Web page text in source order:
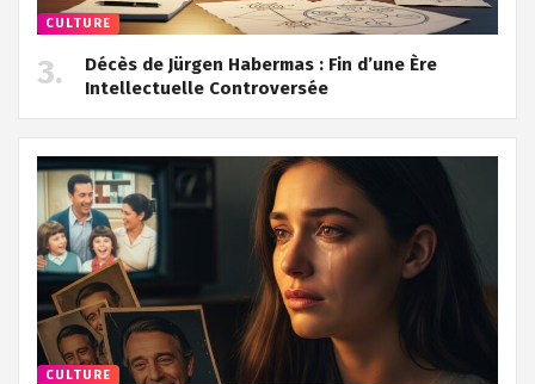
CULTURE
Décès de Jürgen Habermas : Fin d’une Ère
Intellectuelle Controversée
CULTURE